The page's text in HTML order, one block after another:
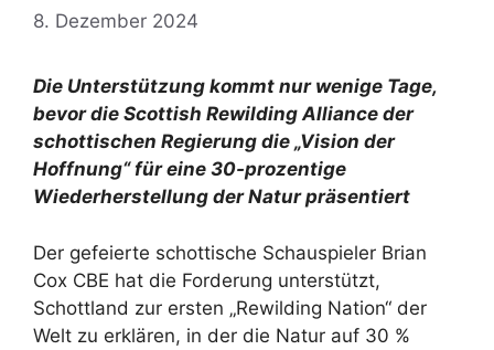
8. Dezember 2024
Die Unterstützung kommt nur wenige Tage,
bevor die Scottish Rewilding Alliance der
schottischen Regierung die „Vision der
Hoffnung“ für eine 30-prozentige
Wiederherstellung der Natur präsentiert
Der gefeierte schottische Schauspieler Brian
Cox CBE hat die Forderung unterstützt,
Schottland zur ersten „Rewilding Nation“ der
Welt zu erklären, in der die Natur auf 30 %